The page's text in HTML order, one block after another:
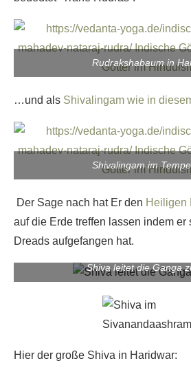
Rudrakshabaum in
…und als Shivalingam wie in
Shivalingam im
Der Sage nach hat Er den Heiligen
auf die Erde treffen lassen indem er
Dreads aufgefangen hat.
Shiva leitet die Ganga
Hier der große Shiva in Haridwar: